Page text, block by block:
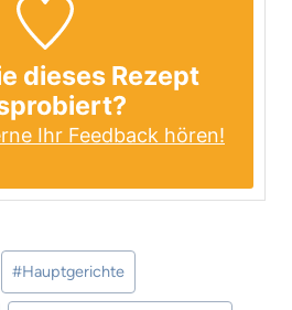
dieses Rezept
Ihr Feedback hören!
#Hauptgerichte